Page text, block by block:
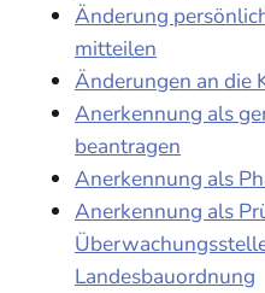
Änderung
mitteilen
Änderungen an die
Anerkennung als
beantragen
Anerkennung als
Anerkennung als
Landesbauordnung